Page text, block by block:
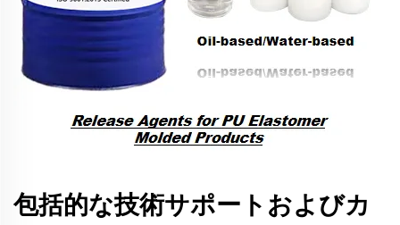
包括的な技術サポートおよびカ